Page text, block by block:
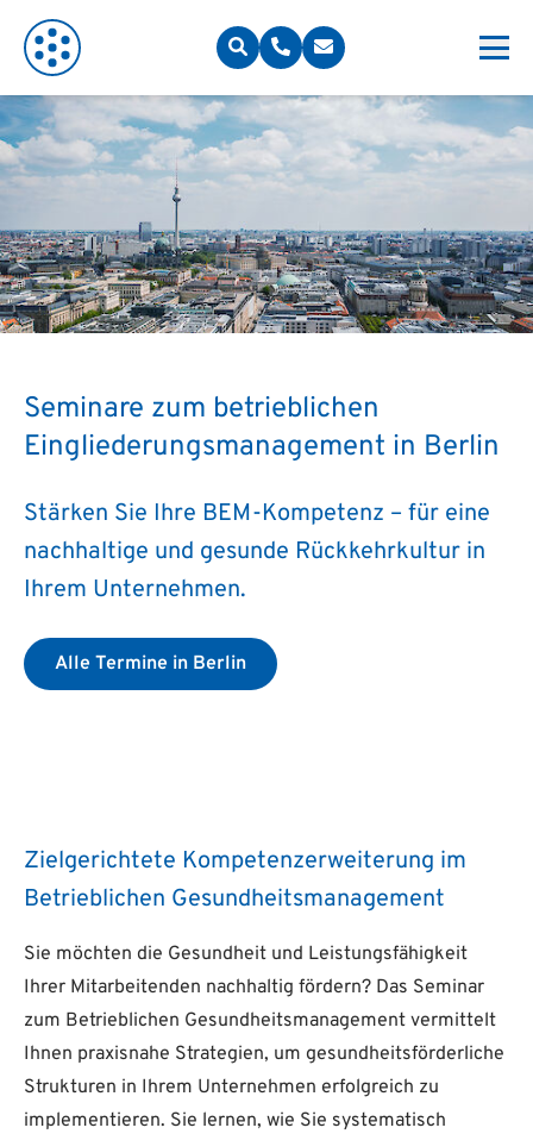
Seminare zum betrieblichen
Eingliederungsmanagement in Berlin
Stärken Sie Ihre BEM-Kompetenz – für eine
nachhaltige und gesunde Rückkehrkultur in
Ihrem Unternehmen.
Alle Termine in Berlin
Zielgerichtete Kompetenzerweiterung im
Betrieblichen Gesundheitsmanagement
Sie möchten die Gesundheit und Leistungsfähigkeit
Ihrer Mitarbeitenden nachhaltig fördern? Das Seminar
zum Betrieblichen Gesundheitsmanagement vermittelt
Ihnen praxisnahe Strategien, um gesundheitsförderliche
Strukturen in Ihrem Unternehmen erfolgreich zu
implementieren. Sie lernen, wie Sie systematisch